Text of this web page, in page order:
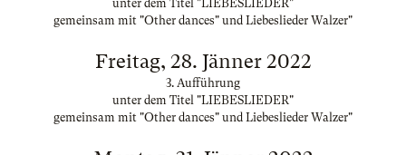
unter dem Titel "LIEBESLIEDER"
gemeinsam mit "Other dances" und Liebeslieder Walzer"
Freitag, 28. Jänner 2022
3. Aufführung
unter dem Titel "LIEBESLIEDER"
gemeinsam mit "Other dances" und Liebeslieder Walzer"